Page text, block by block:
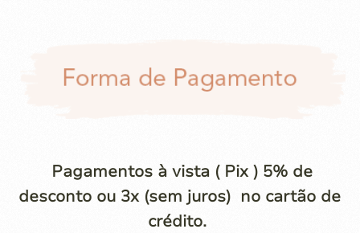
Pagamentos à vista ( Pix ) 5% de
desconto ou 3x (sem juros) no cartão de
crédito.